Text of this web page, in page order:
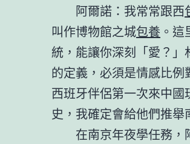
阿爾諾：我常常跟西
叫作博物館之城包養 。
統，能讓你深刻「愛？
的定義，必須是情感比
西班牙伴侶第一次來中
史，我確定會給他們推舉
在南京年夜學任務